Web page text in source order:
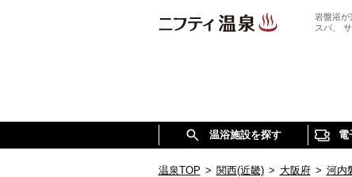
岩盤浴が
スパ、
温浴施設を探す 電
温泉TOP > 関西(近畿) > 大阪府 > 河内